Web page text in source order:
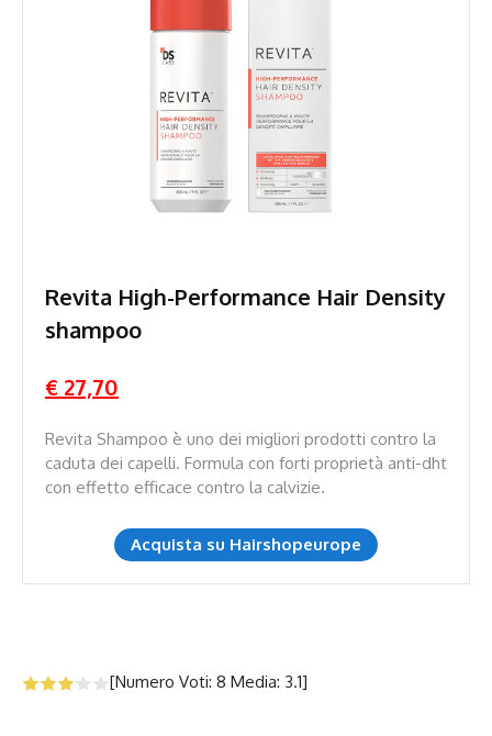
Revita High-Performance Hair Density
shampoo
€ 27,70
Revita Shampoo è uno dei migliori prodotti contro la
caduta dei capelli. Formula con forti proprietà anti-dht
con effetto efficace contro la calvizie.
Acquista su Hairshopeurope
[Numero Voti: 8 Media: 3.1]